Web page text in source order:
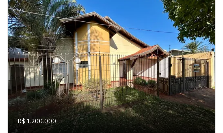
R$ 1.200.000